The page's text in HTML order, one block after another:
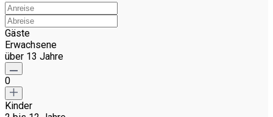
Gäste
Erwachsene
über 13 Jahre
0
Kinder